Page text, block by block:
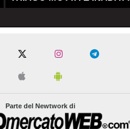
Parte del Newtwork di